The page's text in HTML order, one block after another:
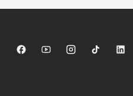
Sparkasse auf Facebook
Sparkasse auf Youtube
Sparkasse auf
Sparkasse